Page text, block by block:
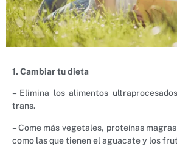
1. Cambiar tu dieta
– Elimina los alimentos
trans.
– Come más vegetales, proteínas
como las que tienen el aguacate y los